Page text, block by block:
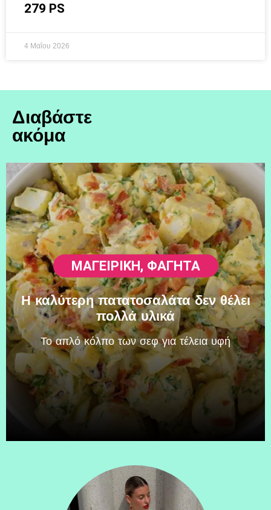
279 PS
4 Μαΐου 2026
Διαβάστε
ακόμα
ΜΑΓΕΙΡΙΚΗ, ΦΑΓΗΤΆ
Η καλύτερη πατατοσαλάτα δεν θέλει
πολλά υλικά
Το απλό κόλπο των σεφ για τέλεια υφή